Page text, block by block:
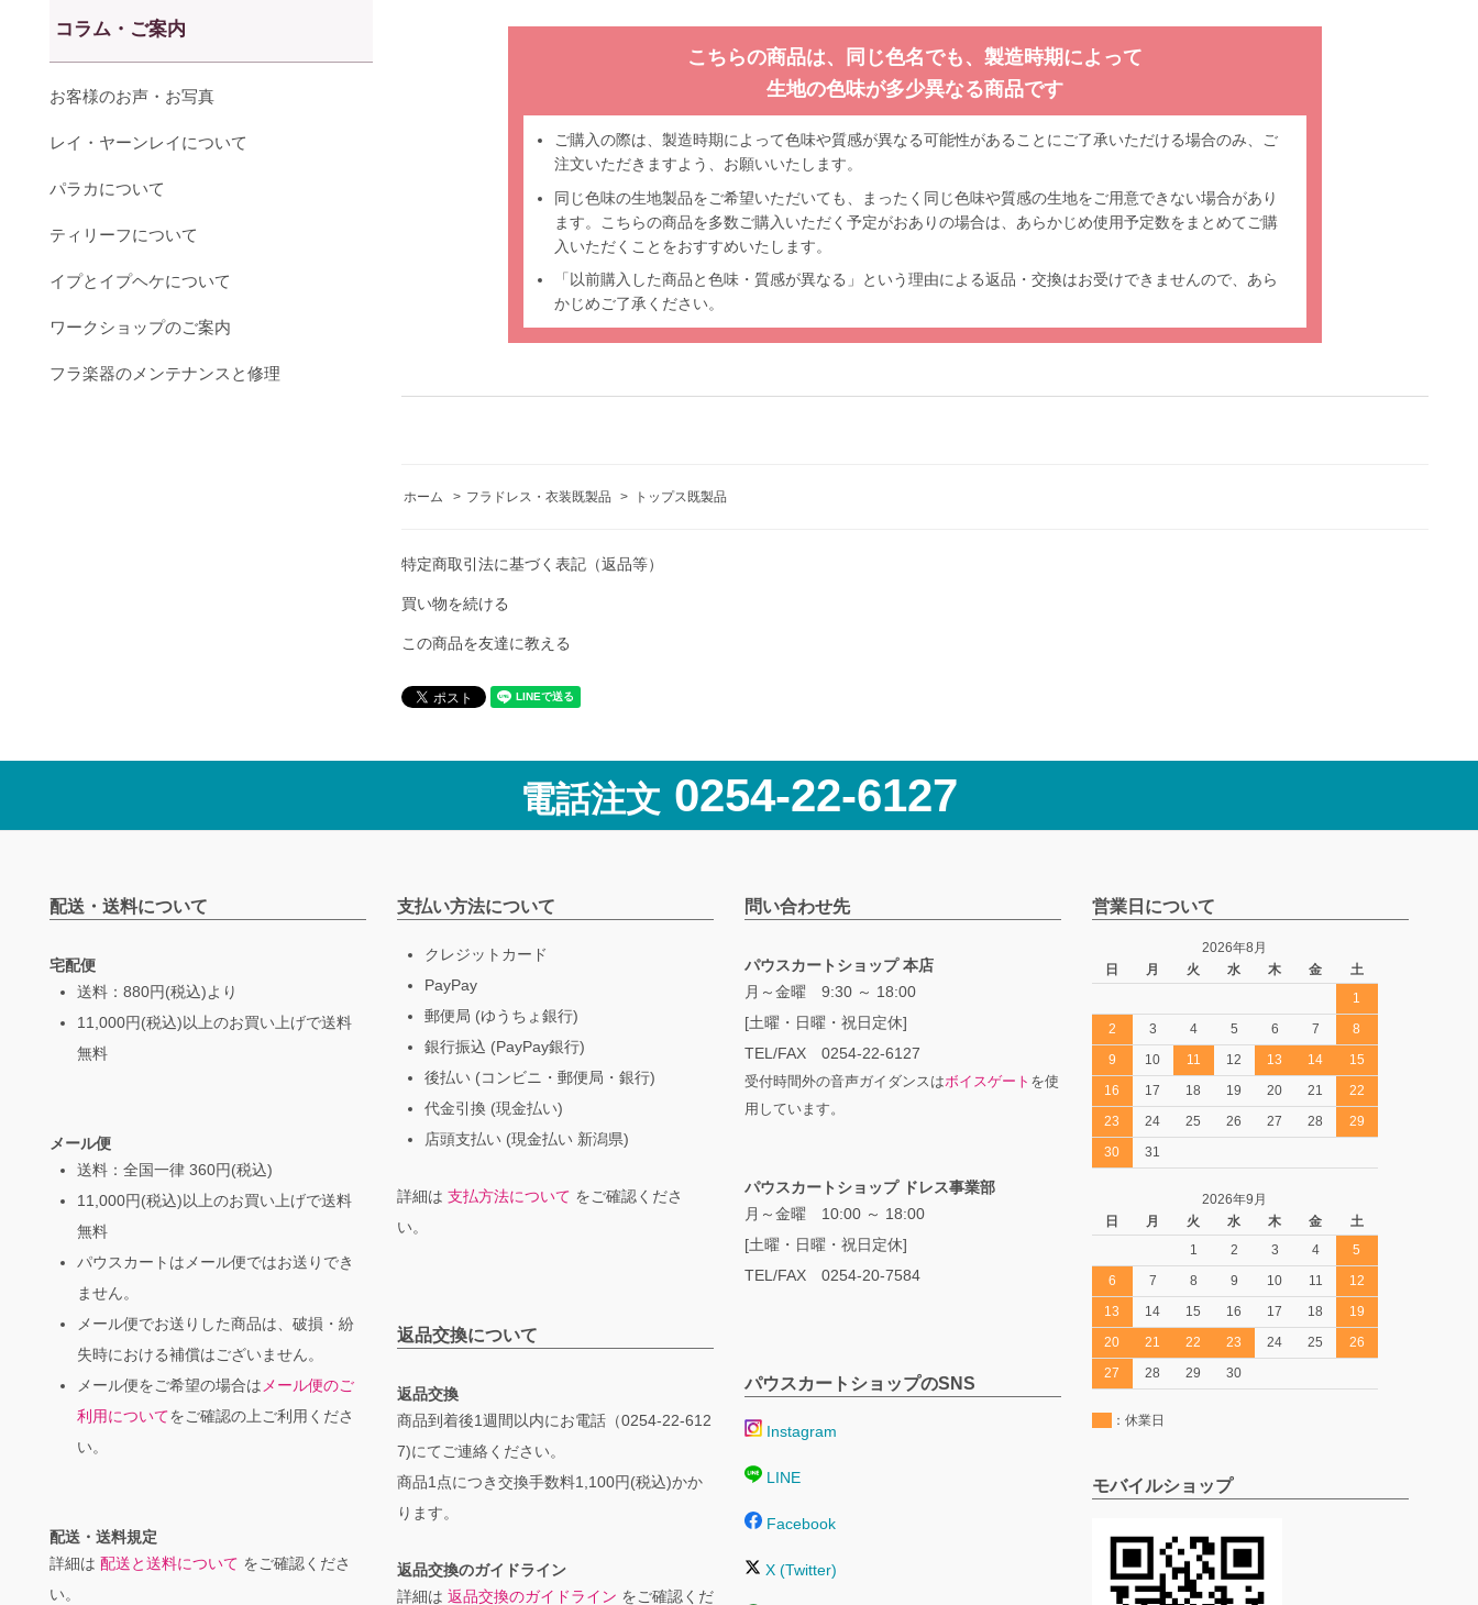
こちらの商品は、同じ色名でも、製造時期によって
生地の色味が多少異なる商品です
ご購入の際は、製造時期によって色味や質感が異なる可能性があることにご了承いただける場合のみ、ご
注文いただきますよう、お願いいたします。
同じ色味の生地製品をご希望いただいても、まったく同じ色味や質感の生地をご用意できない場合があり
ます。こちらの商品を多数ご購入いただく予定がおありの場合は、あらかじめ使用予定数をまとめてご購
入いただくことをおすすめいたします。
「以前購入した商品と色味・質感が異なる」という理由による返品・交換はお受けできませんので、あら
かじめご了承ください。
ホーム > フラドレス・衣装既製品 > トップス既製品
特定商取引法に基づく表記（返品等）
買い物を続ける
この商品を友達に教える
コラム・ご案内
お客様のお声・お写真
レイ・ヤーンレイについて
パラカについて
ティリーフについて
イプとイプヘケについて
ワークショップのご案内
フラ楽器のメンテナンスと修理
電話注文 0254-22-6127
配送・送料について
宅配便
送料：880円(税込)より
11,000円(税込)以上のお買い上げで送料
無料
メール便
送料：全国一律 360円(税込)
11,000円(税込)以上のお買い上げで送料
無料
パウスカートはメール便ではお送りでき
ません。
メール便でお送りした商品は、破損・紛
失時における補償はございません。
メール便をご希望の場合は メール便のご
利用についてをご確認の上ご利用くださ
い。
配送・送料規定
詳細は 配送と送料について をご確認くださ
い。
支払い方法について
クレジットカード
PayPay
郵便局 (ゆうちょ銀行)
銀行振込 (PayPay銀行)
後払い (コンビニ・郵便局・銀行)
代金引換 (現金払い)
店頭支払い (現金払い 新潟県)
詳細は 支払方法について をご確認くださ
い。
問い合わせ先
パウスカートショップ 本店
月～金曜 9:30 ～ 18:00
[土曜・日曜・祝日定休]
TEL/FAX 0254-22-6127
受付時間外の音声ガイダンスはボイスゲート を使
用しています。
パウスカートショップ ドレス事業部
月～金曜 10:00 ～ 18:00
[土曜・日曜・祝日定休]
TEL/FAX 0254-20-7584
営業日について
2026年8月
日
月 火 水 木 金
土
1
2
3 4 5 6 7
8
9
10 11 12 13 14
15
16
17 18 19 20 21
22
23
24 25 26 27 28
29
30
31
2026年9月
日
月 火 水 木 金
土
1
2 3 4
5
6
7 8 9 10 11
12
13
14 15 16 17 18
19
20
21 22 23 24 25
26
27
28 29 30
：休業日
返品交換について
返品交換
商品到着後1週間以内にお電話（0254-22-612
7)にてご連絡ください。
商品1点につき交換手数料1,100円(税込)かか
ります。
返品交換のガイドライン
詳細は 返品交換のガイドライン をご確認くだ
パウスカートショップのSNS
Instagram
LINE
Facebook
X (Twitter)
モバイルショップ